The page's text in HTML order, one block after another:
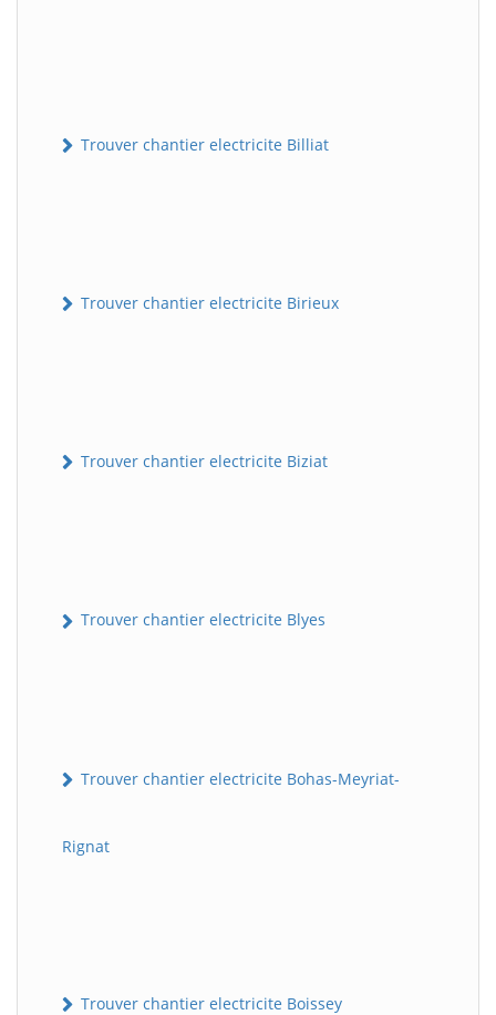
Trouver chantier electricite Billiat
Trouver chantier electricite Birieux
Trouver chantier electricite Biziat
Trouver chantier electricite Blyes
Trouver chantier electricite Bohas-Meyriat-
Rignat
Trouver chantier electricite Boissey